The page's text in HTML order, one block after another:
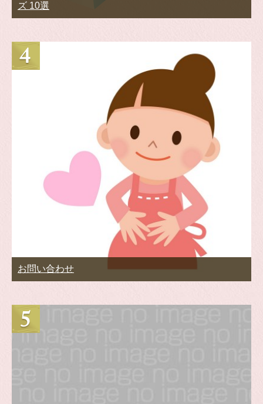
ズ 10選
お問い合わせ